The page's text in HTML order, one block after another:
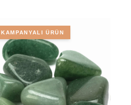
KAMPANYALI ÜRÜN